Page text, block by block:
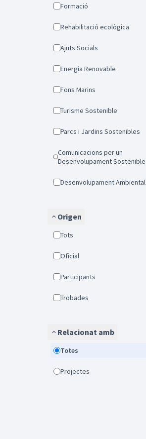
Formació
Rehabilitació ecològica
Ajuts Socials
Energia Renovable
Fons Marins
Turisme Sostenible
Parcs i Jardins Sostenibles
Comunicacions per un
Desenvolupament Sostenible
Desenvolupament Ambiental
Origen
Tots
Oficial
Participants
Trobades
Relacionat amb
Totes
Projectes